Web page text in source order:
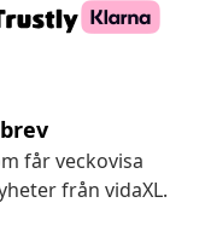
får veckovisa
från vidaXL.